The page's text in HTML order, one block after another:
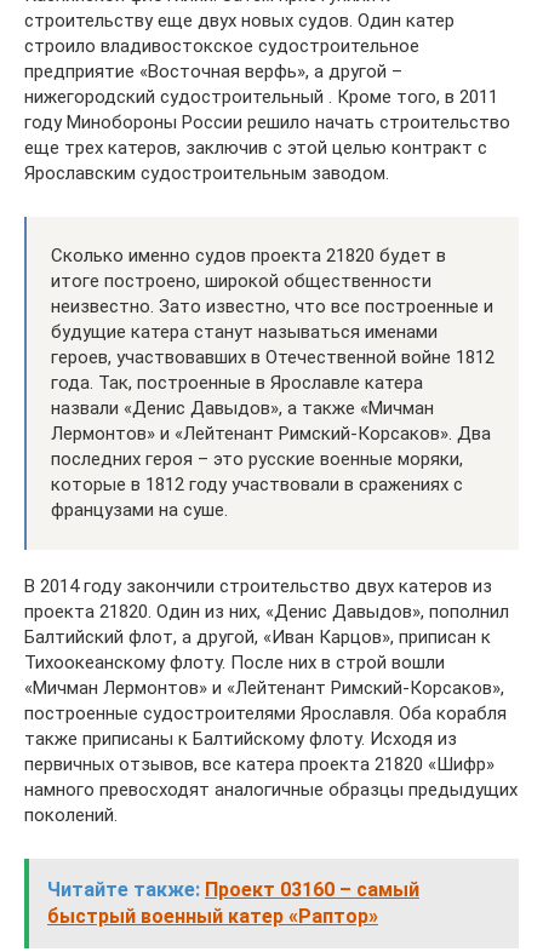
строительству еще двух новых судов. Один катер
строило владивостокское судостроительное
предприятие «Восточная верфь», а другой –
нижегородский судостроительный . Кроме того, в 2011
году Минобороны России решило начать строительство
еще трех катеров, заключив с этой целью контракт с
Ярославским судостроительным заводом.
Сколько именно судов проекта 21820 будет в
итоге построено, широкой общественности
неизвестно. Зато известно, что все построенные и
будущие катера станут называться именами
героев, участвовавших в Отечественной войне 1812
года. Так, построенные в Ярославле катера
назвали «Денис Давыдов», а также «Мичман
Лермонтов» и «Лейтенант Римский-Корсаков». Два
последних героя – это русские военные моряки,
которые в 1812 году участвовали в сражениях с
французами на суше.
В 2014 году закончили строительство двух катеров из
проекта 21820. Один из них, «Денис Давыдов», пополнил
Балтийский флот, а другой, «Иван Карцов», приписан к
Тихоокеанскому флоту. После них в строй вошли
«Мичман Лермонтов» и «Лейтенант Римский-Корсаков»,
построенные судостроителями Ярославля. Оба корабля
также приписаны к Балтийскому флоту. Исходя из
первичных отзывов, все катера проекта 21820 «Шифр»
намного превосходят аналогичные образцы предыдущих
поколений.
Читайте также: Проект 03160 – самый
быстрый военный катер «Раптор»